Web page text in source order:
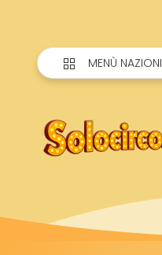
MENÙ NAZIONI